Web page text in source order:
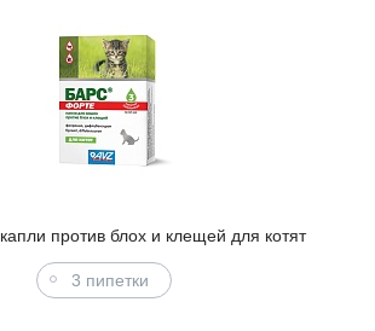
против блох и клещей для котят
3 пипетки